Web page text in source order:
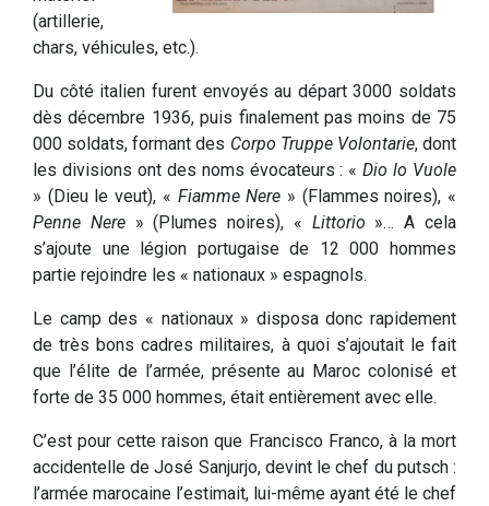
(artillerie,
chars, véhicules, etc.).
Du côté italien furent envoyés au départ 3000 soldats
dès décembre 1936, puis finalement pas moins de 75
000 soldats, formant des Corpo Truppe Volontarie, dont
les divisions ont des noms évocateurs : «Dio lo Vuole
» (Dieu le veut), « Fiamme Nere » (Flammes noires), «
Penne Nere» (Plumes noires), « Littorio »… A cela
s’ajoute une légion portugaise de 12 000 hommes
partie rejoindre les « nationaux » espagnols.
Le camp des « nationaux » disposa donc rapidement
de très bons cadres militaires, à quoi s’ajoutait le fait
que l’élite de l’armée, présente au Maroc colonisé et
forte de 35 000 hommes, était entièrement avec elle.
C’est pour cette raison que Francisco Franco, à la mort
accidentelle de José Sanjurjo, devint le chef du putsch :
l’armée marocaine l’estimait, lui-même ayant été le chef